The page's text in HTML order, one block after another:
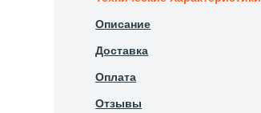
Описание
Доставка
Оплата
Отзывы